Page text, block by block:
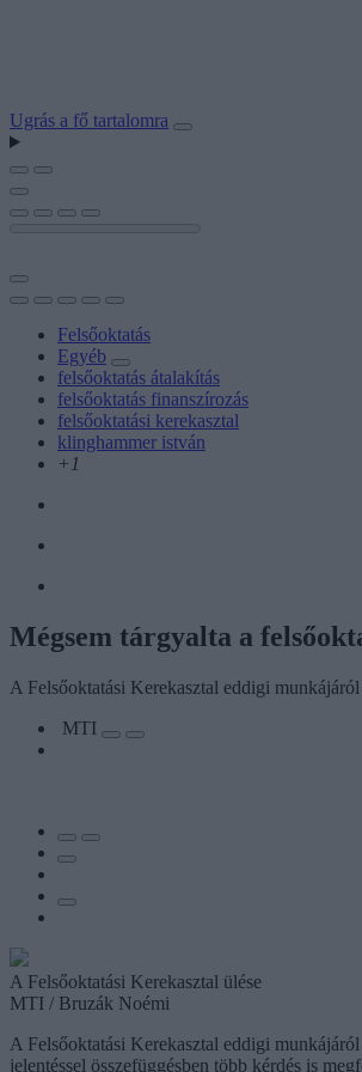
Ugrás a fő tartalomra
Felsőoktatás
Egyéb
felsőoktatás átalakítás
felsőoktatás finanszírozás
felsőoktatási kerekasztal
klinghammer istván
+1
Mégsem tárgyalta a
A Felsőoktatási Kerekasztal eddigi
MTI
A Felsőoktatási Kerekasztal ülése
MTI / Bruzák Noémi
A Felsőoktatási Kerekasztal eddigi
jelentéssel összefüggésben több kérdés is